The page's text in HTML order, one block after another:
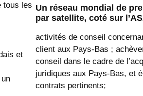
tous les
et
Un réseau mondial de
par satellite, coté sur
activités de conseil
client aux Pays-Bas ;
conseil dans le cadre de
juridiques aux Pays-Bas, et
contrats pertinents;